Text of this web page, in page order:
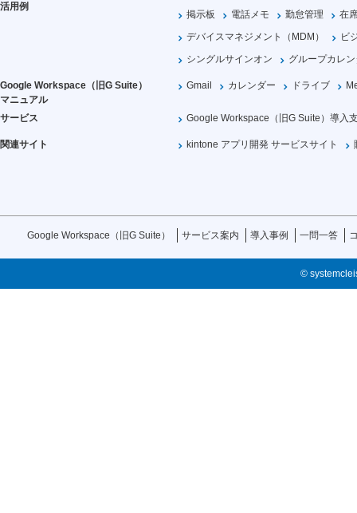
活用例
掲示板
電話メモ 勤怠管理
在
デバイスマネジメント（MDM）
ビ
シングルサインオン
グループカレ
Google Workspace（旧G Suite）
マニュアル
Gmail カレンダー ドライブ
サービス Google Workspace（旧G Suite）導入
関連サイト kintone アプリ開発 サービスサイト
Google Workspace（旧G Suite） サービス案内 導入事例 一問一答
©